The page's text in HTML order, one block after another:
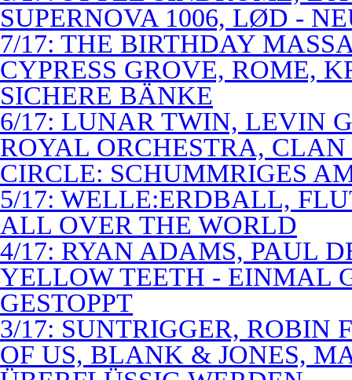
SUPERNOVA 1006, LØD -
7/17: THE BIRTHDAY
CYPRESS GROVE, ROME,
SICHERE BÄNKE
6/17: LUNAR TWIN, LEVIN
ROYAL ORCHESTRA,
CIRCLE: SCHUMMRIGES
5/17: WELLE:ERDBALL,
ALL OVER THE WORLD
4/17: RYAN ADAMS, PAUL
YELLOW TEETH - EINMAL
GESTOPPT
3/17: SUNTRIGGER, ROBIN
OF US, BLANK & JONES,